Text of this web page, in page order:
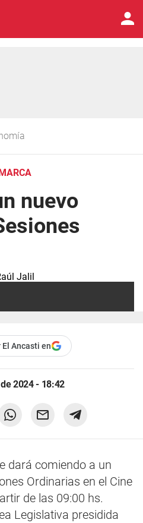
nuevo
Ancasti en
2024 - 18:42
dará comiendo a un
Ordinarias en el Cine
de las 09:00 hs.
Legislativa presidida